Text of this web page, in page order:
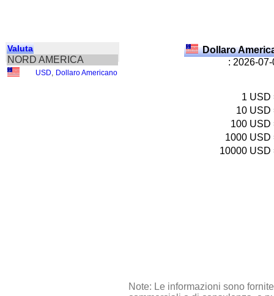
Valuta
NORD AMERICA
USD Dollaro Americano
Dollaro
: 2026-
1 USD
10 USD
100 USD
1000 USD
10000 USD
Note: Le informazioni sono